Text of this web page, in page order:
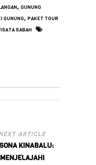
, GUNUNG
GUNUNG, PAKET TOUR
SABAH
ARTICLE
KINABALU:
MENJELAJAHI